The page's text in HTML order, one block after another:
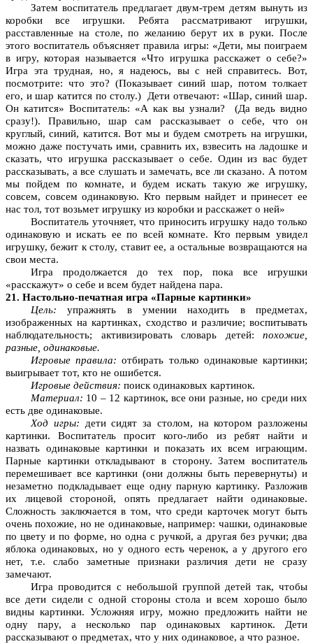
Затем воспитатель предлагает двум-трем детям вынуть из
коробки все игрушки. Ребята рассматривают игрушки,
расставленные на столе, по желанию берут их в руки. После
этого воспитатель объясняет правила игры: «Дети, мы поиграем
в игру, которая называется «Что игрушка расскажет о себе?»
Игра эта трудная, но, я надеюсь, вы с ней справитесь. Вот,
посмотрите: что это? (Показывает синий шар, потом толкает
его, и шар катится по столу.) Дети отвечают: «Шар, синий шар.
Он катится» Воспитатель: «А как вы узнали? (Да ведь видно
сразу!). Правильно, шар сам рассказывает о себе, что он
круглый, синий, катится. Вот мы и будем смотреть на игрушки,
можно даже постучать ими, сравнить их, взвесить на ладошке и
сказать, что игрушка рассказывает о себе. Один из вас будет
рассказывать, а все слушать и замечать, все ли сказано. А потом
мы пойдем по комнате, и будем искать такую же игрушку,
совсем, совсем одинаковую. Кто первым найдет и принесет ее
нас тол, тот возьмет игрушку из коробки и расскажет о ней»
Воспитатель уточняет, что приносить игрушку надо только
одинаковую и искать ее по всей комнате. Кто первым увидел
игрушку, бежит к столу, ставит ее, а остальные возвращаются на
свои места.
Игра продолжается до тех пор, пока все игрушки
«расскажут» о себе и всем будет найдена пара.
21. Настольно-печатная игра «Парные картинки»
Цель: упражнять в умении находить в предметах,
изображенных на картинках, сходство и различие; воспитывать
наблюдательность; активизировать словарь детей: похожие,
разные, одинаковые.
Игровые правила:отбирать только одинаковые картинки;
выигрывает тот, кто не ошибется.
Игровые действия: поиск одинаковых картинок.
Материал: 10 – 12 картинок, все они разные, но среди них
есть две одинаковые.
Ход игры: дети сидят за столом, на котором разложены
картинки. Воспитатель просит кого-либо из ребят найти и
назвать одинаковые картинки и показать их всем играющим.
Парные картинки откладывают в сторону. Затем воспитатель
перемешивает все картинки (они должны быть перевернуты) и
незаметно подкладывает еще одну парную картинку. Разложив
их лицевой стороной, опять предлагает найти одинаковые.
Сложность заключается в том, что среди карточек могут быть
очень похожие, но не одинаковые, например: чашки, одинаковые
по цвету и по форме, но одна с ручкой, а другая без ручки; два
яблока одинаковых, но у одного есть черенок, а у другого его
нет, т.е. слабо заметные признаки различия дети не сразу
замечают.
Игра проводится с небольшой группой детей так, чтобы
все дети сидели с одной стороны стола и всем хорошо было
видны картинки. Усложняя игру, можно предложить найти не
одну пару, а несколько пар одинаковых картинок. Дети
рассказывают о предметах, что у них одинаковое, а что разное.